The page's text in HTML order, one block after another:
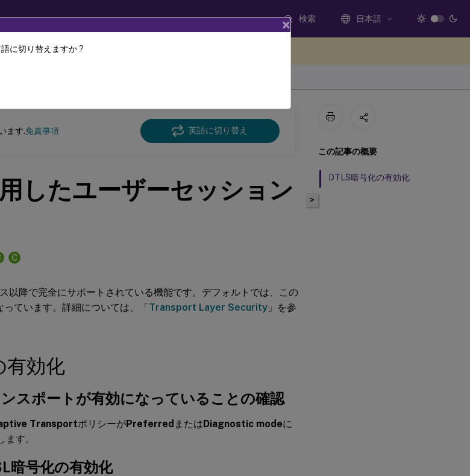
検索 日本語
ています。
ー エージェント
ます.免責事項 英語に切り替え
したユーザーセッション
C
以降で完全にサポートされている機能です。デフォルトでは、この
ています。詳細については、「Transport Layer Security 」を参
有効化
スポートが有効になっていることの確認
TransportポリシーがPreferred またはDiagnostic modeに
す。
暗号化の有効化
>
この記事の概要
DTLS暗号化の有効化
×
に切り替えますか ?